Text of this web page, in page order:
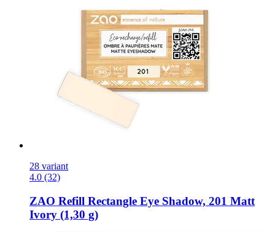
28 variant
4.0 (32)
ZAO Refill Rectangle Eye Shadow, 201 Matt
Ivory (1,30 g)